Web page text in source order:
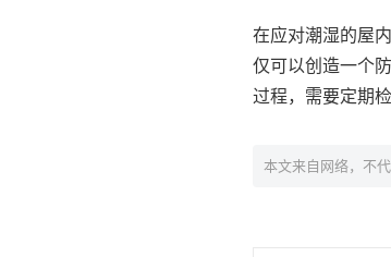
在应对潮湿的屋
仅可以创造一个
过程，需要定期
本文来自网络，不